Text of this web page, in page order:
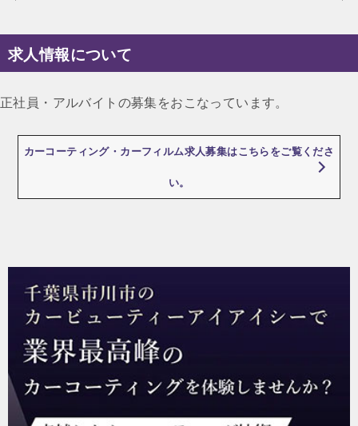
ナ
ビ
ー
シ
求人情報について
正社員・アルバイトの募集をおこなっています。
カーコーティング・カーフィルム求人募集はこちらをご覧くださ
い。